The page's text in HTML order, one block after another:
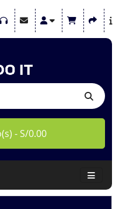
- S/0.00